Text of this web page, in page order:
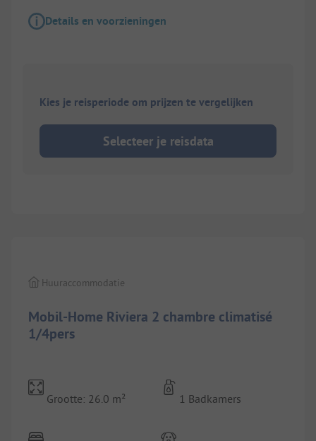
Details en voorzieningen
Kies je reisperiode om prijzen te vergelijken
Selecteer je reisdata
Mobil-Home Riviera 2 chambre climatisé
1/4pers
Huuraccommodatie
Grootte: 26.0 m² 1 Badkamers